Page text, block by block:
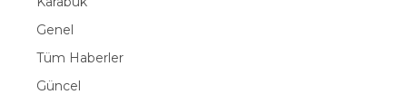
Genel
Tüm Haberler
Güncel